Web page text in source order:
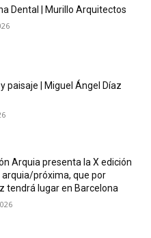
Dental | Murillo Arquitectos
paisaje | Miguel Ángel Díaz
Arquia presenta la X edición
próxima, que por
tendrá lugar en Barcelona